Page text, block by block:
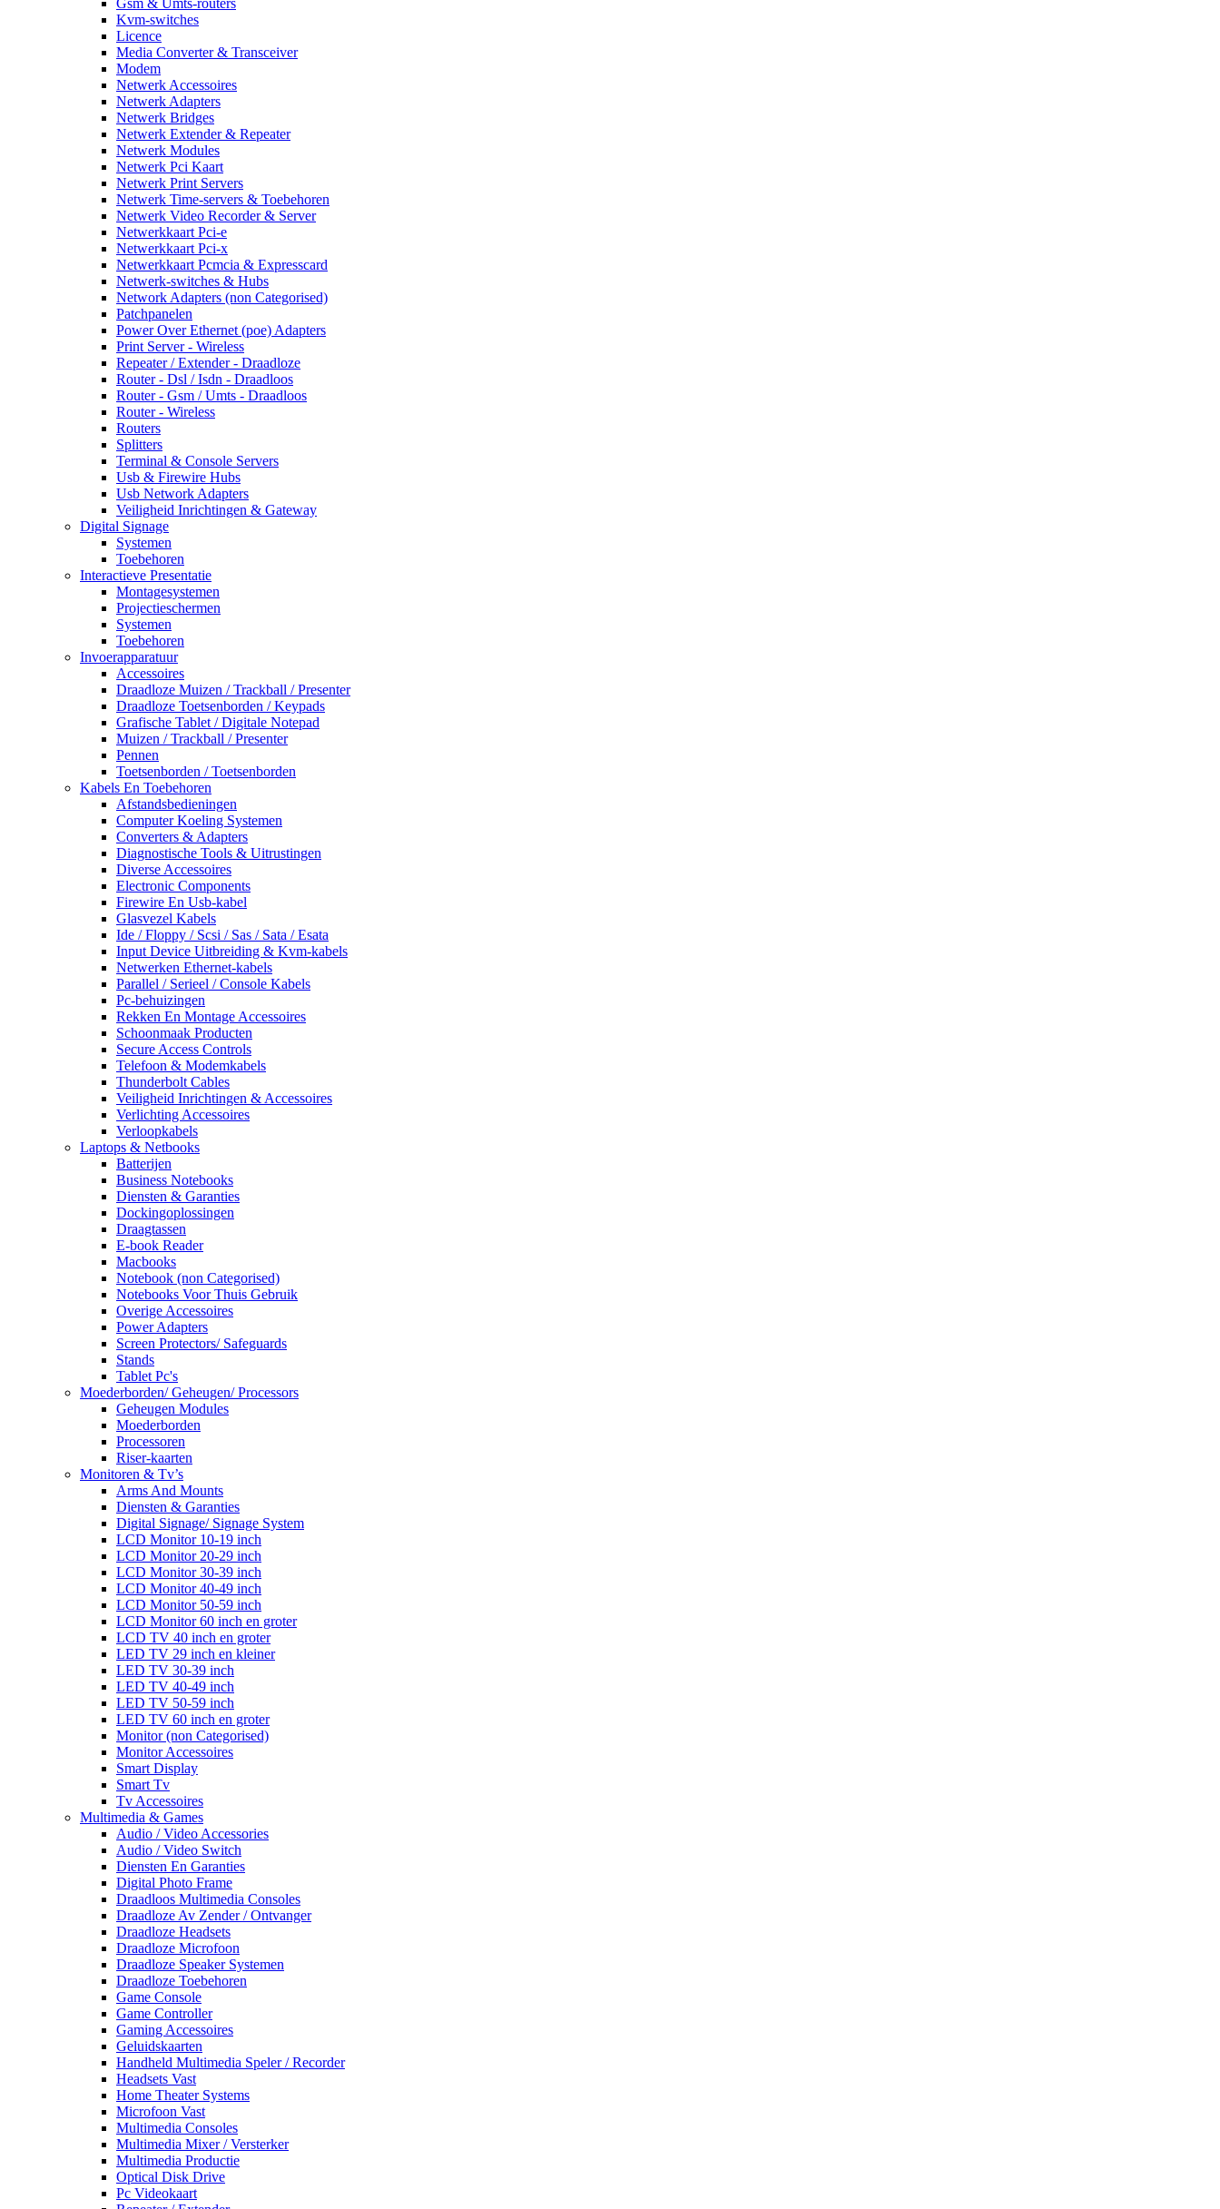
Kvm-switches
Licence
Media Converter & Transceiver
Modem
Netwerk Accessoires
Netwerk Adapters
Netwerk Bridges
Netwerk Extender & Repeater
Netwerk Modules
Netwerk Pci Kaart
Netwerk Print Servers
Netwerk Time-servers & Toebehoren
Netwerk Video Recorder & Server
Netwerkkaart Pci-e
Netwerkkaart Pci-x
Netwerkkaart Pcmcia & Expresscard
Netwerk-switches & Hubs
Network Adapters (non Categorised)
Patchpanelen
Power Over Ethernet (poe) Adapters
Print Server - Wireless
Repeater / Extender - Draadloze
Router - Dsl / Isdn - Draadloos
Router - Gsm / Umts - Draadloos
Router - Wireless
Routers
Splitters
Terminal & Console Servers
Usb & Firewire Hubs
Usb Network Adapters
Veiligheid Inrichtingen & Gateway
Digital Signage
Systemen
Toebehoren
Interactieve Presentatie
Montagesystemen
Projectieschermen
Systemen
Toebehoren
Invoerapparatuur
Accessoires
Draadloze Muizen / Trackball / Presenter
Draadloze Toetsenborden / Keypads
Grafische Tablet / Digitale Notepad
Muizen / Trackball / Presenter
Pennen
Toetsenborden / Toetsenborden
Kabels En Toebehoren
Afstandsbedieningen
Computer Koeling Systemen
Converters & Adapters
Diagnostische Tools & Uitrustingen
Diverse Accessoires
Electronic Components
Firewire En Usb-kabel
Glasvezel Kabels
Ide / Floppy / Scsi / Sas / Sata / Esata
Input Device Uitbreiding & Kvm-kabels
Netwerken Ethernet-kabels
Parallel / Serieel / Console Kabels
Pc-behuizingen
Rekken En Montage Accessoires
Schoonmaak Producten
Secure Access Controls
Telefoon & Modemkabels
Thunderbolt Cables
Veiligheid Inrichtingen & Accessoires
Verlichting Accessoires
Verloopkabels
Laptops & Netbooks
Batterijen
Business Notebooks
Diensten & Garanties
Dockingoplossingen
Draagtassen
E-book Reader
Macbooks
Notebook (non Categorised)
Notebooks Voor Thuis Gebruik
Overige Accessoires
Power Adapters
Screen Protectors/ Safeguards
Stands
Tablet Pc's
Moederborden/ Geheugen/ Processors
Geheugen Modules
Moederborden
Processoren
Riser-kaarten
Monitoren & Tv’s
Arms And Mounts
Diensten & Garanties
Digital Signage/ Signage System
LCD Monitor 10-19 inch
LCD Monitor 20-29 inch
LCD Monitor 30-39 inch
LCD Monitor 40-49 inch
LCD Monitor 50-59 inch
LCD Monitor 60 inch en groter
LCD TV 40 inch en groter
LED TV 29 inch en kleiner
LED TV 30-39 inch
LED TV 40-49 inch
LED TV 50-59 inch
LED TV 60 inch en groter
Monitor (non Categorised)
Monitor Accessoires
Smart Display
Smart Tv
Tv Accessoires
Multimedia & Games
Audio / Video Accessories
Audio / Video Switch
Diensten En Garanties
Digital Photo Frame
Draadloos Multimedia Consoles
Draadloze Av Zender / Ontvanger
Draadloze Headsets
Draadloze Microfoon
Draadloze Speaker Systemen
Draadloze Toebehoren
Game Console
Game Controller
Gaming Accessoires
Geluidskaarten
Handheld Multimedia Speler / Recorder
Headsets Vast
Home Theater Systems
Microfoon Vast
Multimedia Consoles
Multimedia Mixer / Versterker
Multimedia Productie
Optical Disk Drive
Pc Videokaart